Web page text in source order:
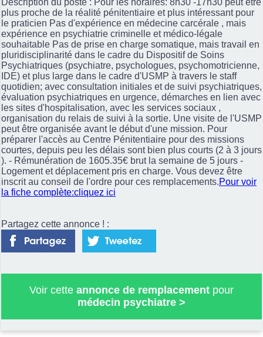
plus proche de la réalité pénitentiaire et plus intéressant pour
le praticien Pas d'expérience en médecine carcérale , mais
expérience en psychiatrie criminelle et médico-légale
souhaitable Pas de prise en charge somatique, mais travail en
pluridisciplinarité dans le cadre du Dispositif de Soins
Psychiatriques (psychiatre, psychologues, psychomotricienne,
IDE) et plus large dans le cadre d'USMP à travers le staff
quotidien; avec consultation initiales et de suivi psychiatriques,
évaluation psychiatriques en urgence, démarches en lien avec
les sites d'hospitalisation, avec les services sociaux ,
organisation du relais de suivi à la sortie. Une visite de l'USMP
peut être organisée avant le début d'une mission. Pour
préparer l'accès au Centre Pénitentiaire pour des missions
courtes, depuis peu les délais sont bien plus courts (2 à 3 jours
). - Rémunération de 1605.35€ brut la semaine de 5 jours -
Logement et déplacement pris en charge. Vous devez être
inscrit au conseil de l'ordre pour ces remplacements.Pour voir
la fiche complète:cliquez ici
Partagez cette annonce ! :
Voir cette annonce de remplacement pour
médecin psychiatre >